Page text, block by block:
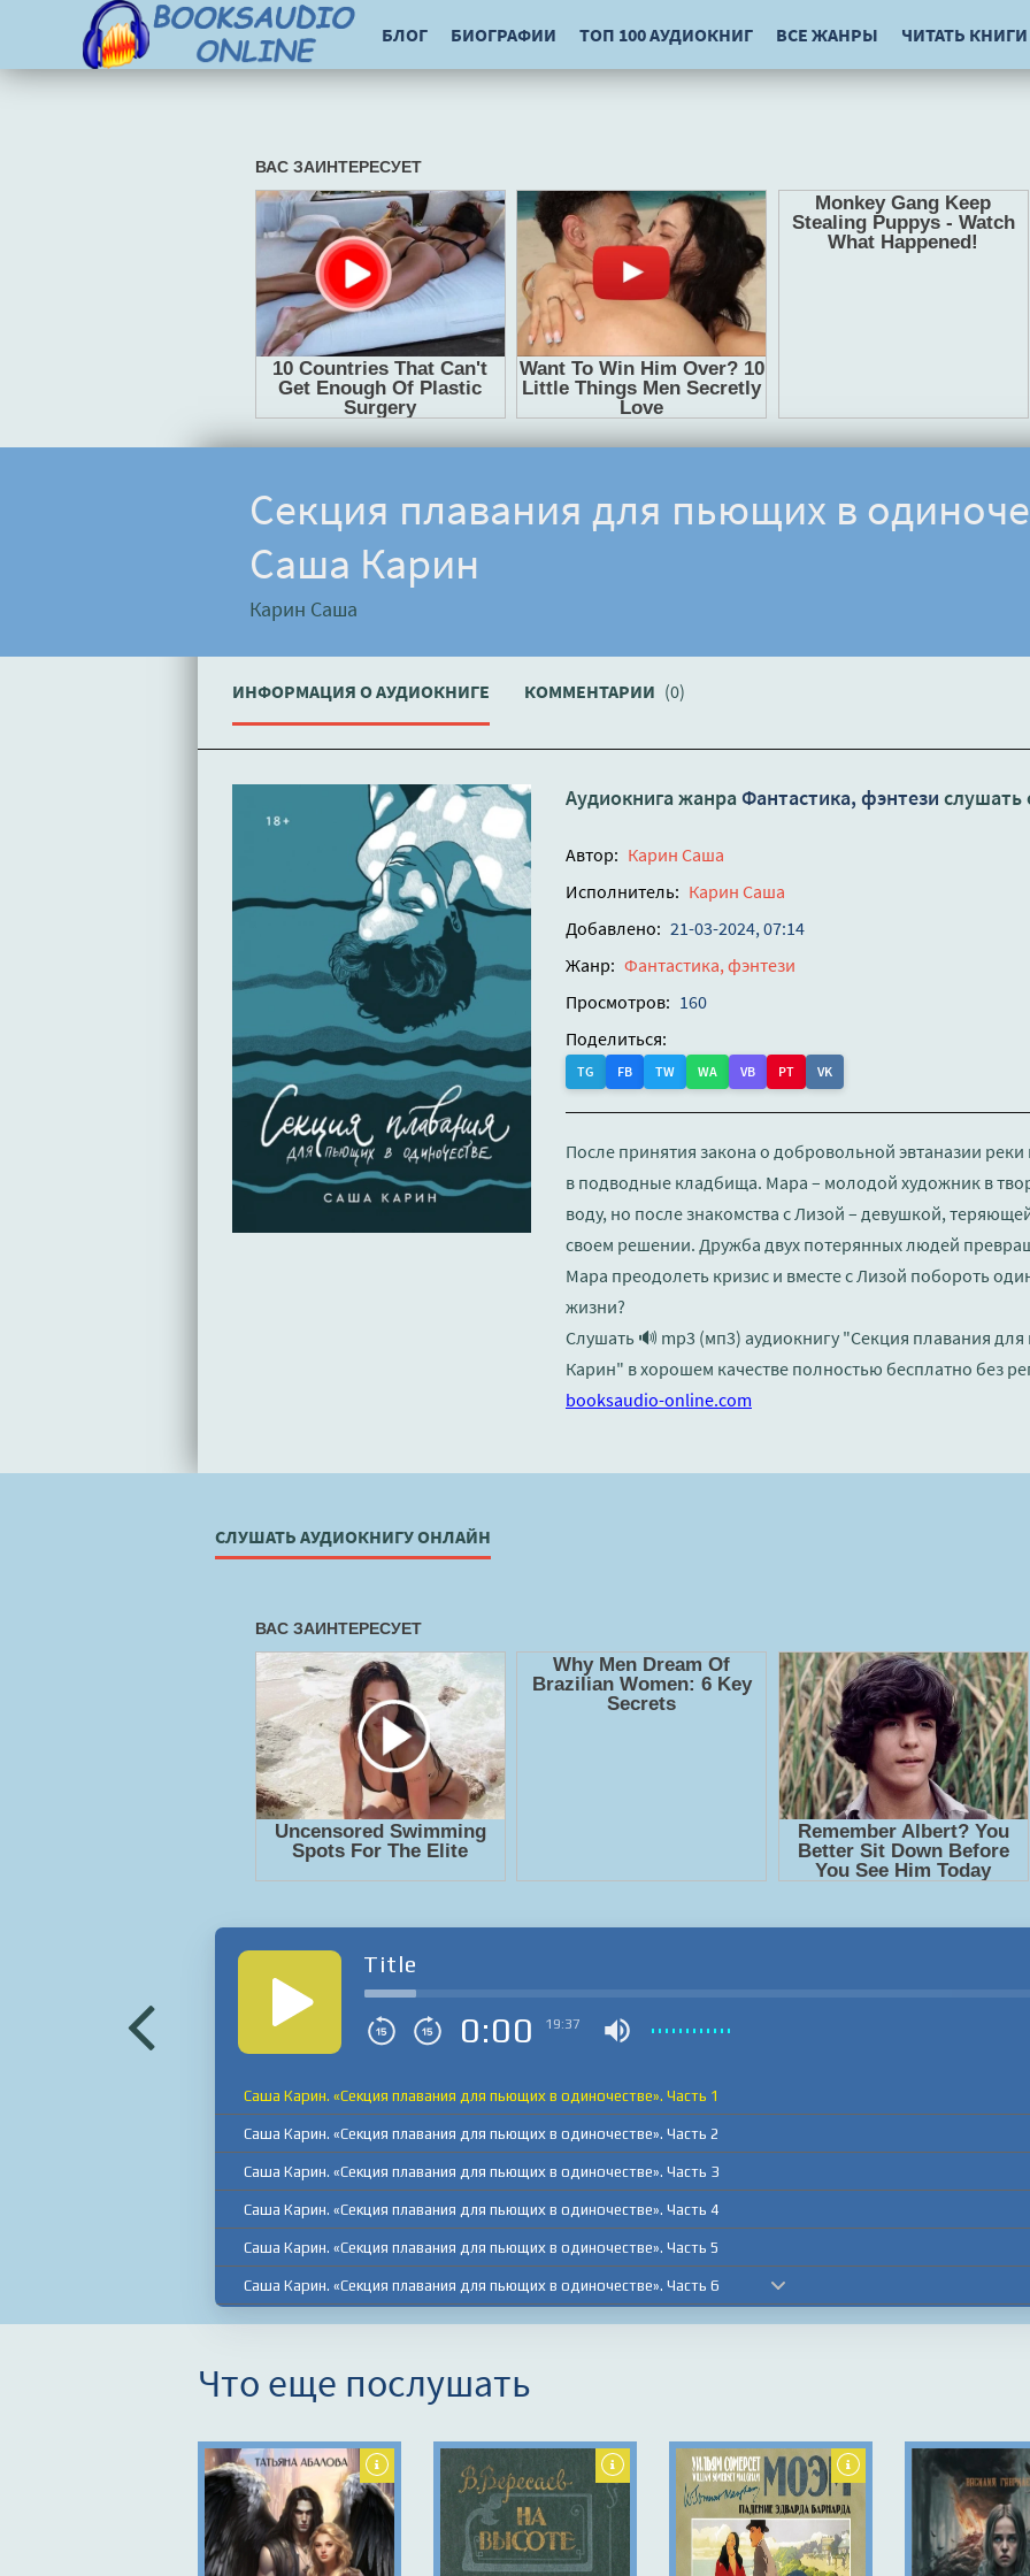
БЛОГ БИОГРАФИИ ТОП 100 АУДИОКНИГ ВСЕ ЖАНРЫ ЧИТАТЬ КНИГИ
Секция плавания для пьющих в
Саша Карин
Карин Саша
ИНФОРМАЦИЯ О АУДИОКНИГЕ КОММЕНТАРИИ (0)
Аудиокнига жанра Фантастика, фэнтези слушать
Автор: Карин Саша
Исполнитель: Карин Саша
Добавлено: 21-03-2024, 07:14
Жанр: Фантастика, фэнтези
Просмотров: 160
Поделиться:
TG FB TW WA VB PT VK
После принятия закона о добровольной эвтаназии
в подводные кладбища. Мара – молодой художник в
воду, но после знакомства с Лизой – девушкой,
своем решении. Дружба двух потерянных людей
Мара преодолеть кризис и вместе с Лизой побороть
жизни?
Слушать 🔊 mp3 (мп3) аудиокнигу "Секция плавания
Карин" в хорошем качестве полностью бесплатно без
booksaudio-online.com
СЛУШАТЬ АУДИОКНИГУ ОНЛАЙН
Title
0:00 19:37
Саша Карин. «Секция плавания для пьющих в одиночестве». Часть 1
Саша Карин. «Секция плавания для пьющих в одиночестве». Часть 2
Саша Карин. «Секция плавания для пьющих в одиночестве». Часть 3
Саша Карин. «Секция плавания для пьющих в одиночестве». Часть 4
Саша Карин. «Секция плавания для пьющих в одиночестве». Часть 5
Саша Карин. «Секция плавания для пьющих в одиночестве». Часть 6
Саша Карин. «Секция плавания для пьющих в одиночестве». Часть 7
Саша Карин. «Секция плавания для пьющих в одиночестве». Часть 9
Саша Карин. «Секция плавания для пьющих в одиночестве». Часть 11
Саша Карин. «Секция плавания для пьющих в одиночестве». Часть 12
Саша Карин. «Секция плавания для пьющих в одиночестве». Часть 13
Что еще послушать